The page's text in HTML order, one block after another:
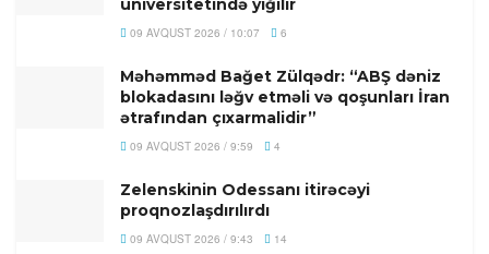
universitetində yığılır
09 AVQUST 2026 / 10:07 6
Məhəmməd Bağet Zülqədr: “ABŞ dəniz
blokadasını ləğv etməli və qoşunları İran
ətrafından çıxarmalidir”
09 AVQUST 2026 / 9:59 4
Zelenskinin Odessanı itirəcəyi
proqnozlaşdırılırdı
09 AVQUST 2026 / 9:43 14